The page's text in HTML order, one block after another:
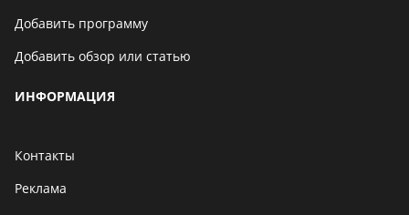
Добавить программу
Добавить обзор или статью
ИНФОРМАЦИЯ
Контакты
Реклама